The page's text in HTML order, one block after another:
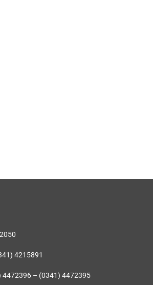
4215891
4472396 – (0341) 4472395